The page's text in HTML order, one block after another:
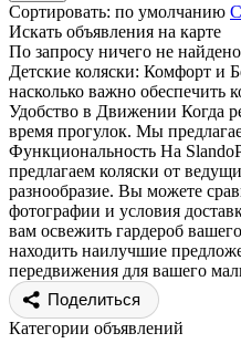
Сортировать: по умолчанию
Искать объявления на карте
По запросу ничего не
Детские коляски: Комфорт и
насколько важно обеспечить
Удобство в Движении Когда
время прогулок. Мы
Функциональность На
предлагаем коляски от
разнообразие. Вы можете
фотографии и условия
вам освежить гардероб
находить наилучшие
передвижения для вашего
Поделиться
Категории объявлений